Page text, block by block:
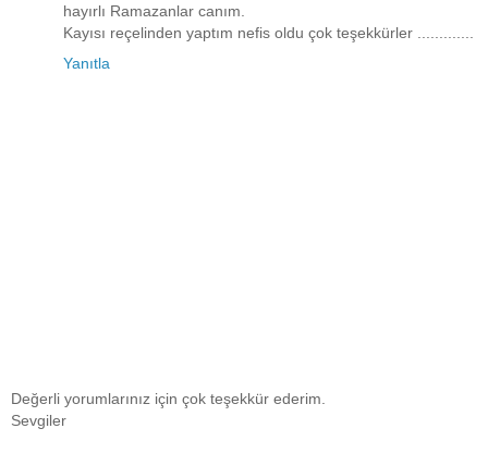
hayırlı Ramazanlar canım.
Kayısı reçelinden yaptım nefis oldu çok teşekkürler .............
Yanıtla
Değerli yorumlarınız için çok teşekkür ederim.
Sevgiler